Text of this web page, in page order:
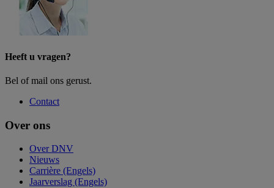
Heeft u vragen?
Bel of mail ons gerust.
Contact
Over ons
Over DNV
Nieuws
Carrière (Engels)
Jaarverslag (Engels)